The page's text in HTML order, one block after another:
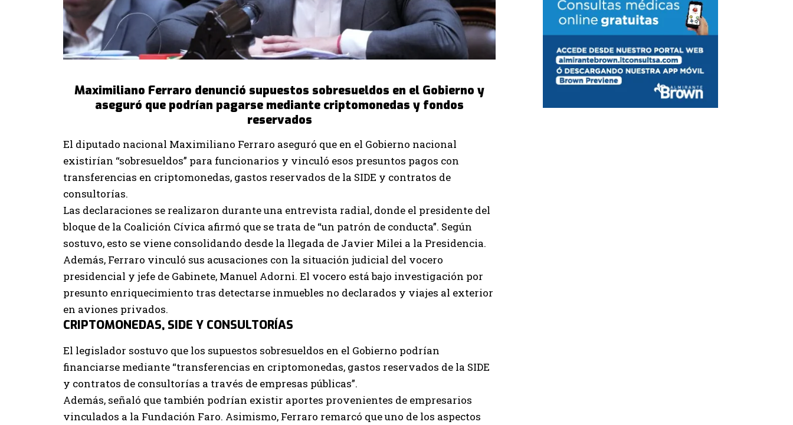
Maximiliano Ferraro denunció supuestos sobresueldos en el Gobierno y
aseguró que podrían pagarse mediante criptomonedas y fondos
reservados
El diputado nacional Maximiliano Ferraro aseguró que en el Gobierno nacional
existirían “sobresueldos” para funcionarios y vinculó esos presuntos pagos con
transferencias en criptomonedas, gastos reservados de la SIDE y contratos de
consultorías.
Las declaraciones se realizaron durante una entrevista radial, donde el presidente del
bloque de la Coalición Cívica afirmó que se trata de “un patrón de conducta”. Según
sostuvo, esto se viene consolidando desde la llegada de Javier Milei a la Presidencia.
Además, Ferraro vinculó sus acusaciones con la situación judicial del vocero
presidencial y jefe de Gabinete, Manuel Adorni. El vocero está bajo investigación por
presunto enriquecimiento tras detectarse inmuebles no declarados y viajes al exterior
en aviones privados.
CRIPTOMONEDAS, SIDE Y CONSULTORÍAS
El legislador sostuvo que los supuestos sobresueldos en el Gobierno podrían
financiarse mediante “transferencias en criptomonedas, gastos reservados de la SIDE
y contratos de consultorías a través de empresas públicas”.
Además, señaló que también podrían existir aportes provenientes de empresarios
vinculados a la Fundación Faro. Asimismo, Ferraro remarcó que uno de los aspectos